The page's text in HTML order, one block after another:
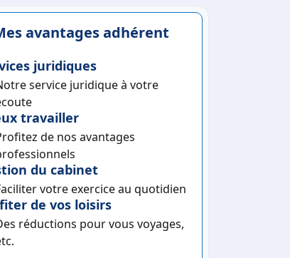
avantages adhérent
juridiques
service juridique à votre
travailler
de nos avantages
du cabinet
votre exercice au quotidien
de vos loisirs
réductions pour vous voyages,